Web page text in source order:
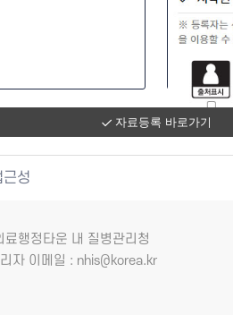
자료등록 바로가기
성
행정타운 내 질병관리청
이메일 : nhis@korea.kr